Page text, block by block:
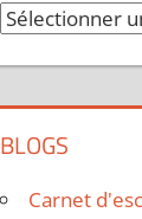
Catégories
BLOGS
Carnet